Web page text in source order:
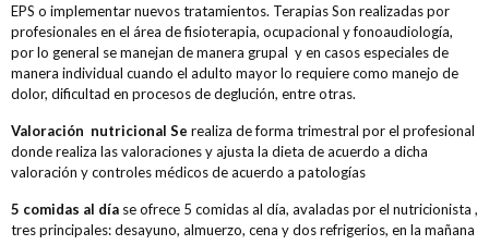
EPS o implementar nuevos tratamientos. TerapiasSon realizadas por
profesionales en el área de fisioterapia, ocupacional y fonoaudiología,
por lo general se manejan de manera grupal y en casos especiales de
manera individual cuando el adulto mayor lo requiere como manejo de
dolor, dificultad en procesos de deglución, entre otras.
Valoración nutricional Se realiza de forma trimestral por el profesional
donde realiza las valoraciones y ajusta la dieta de acuerdo a dicha
valoración y controles médicos de acuerdo a patologías
5 comidas al día se ofrece 5 comidas al día, avaladas por el nutricionista ,
tres principales: desayuno, almuerzo, cena y dos refrigerios, en la mañana